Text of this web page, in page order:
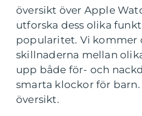
översikt över Apple
utforska dess olika
popularitet. Vi kommer
skillnaderna mellan
upp både för- och
smarta klockor för
översikt.